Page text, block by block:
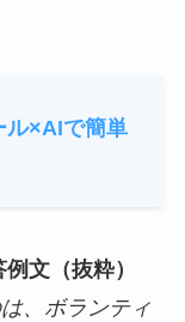
ル×AIで簡単
文（抜粋）
、ボランティ